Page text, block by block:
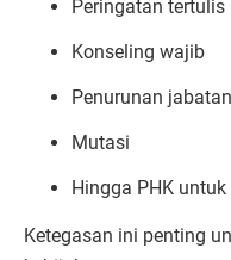
Peringatan tertulis
Konseling wajib
Penurunan jabatan
Mutasi
Hingga PHK
Ketegasan ini penting